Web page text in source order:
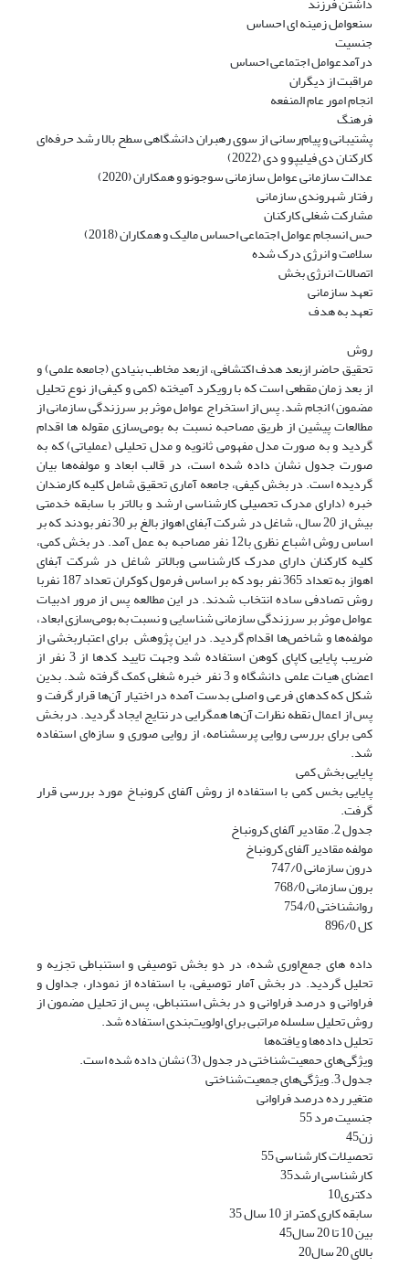
سنعوامل زمینه ای احساس
جنسیت
درآمدعوامل اجتماعی احساس
مراقبت از دیگران
انجام امور عام المنفعه
فرهنگ
پشتیبانی و پیام‌رسانی از سوی رهبران دانشگاهی سطح بالا رشد حرفه‌ای
کارکنان دی فیلیپو و دی (2022)
عدالت سازمانی عوامل سازمانی سوجونو و همکاران (2020)
رفتار شهروندی سازمانی
مشارکت شغلی کارکنان
حس انسجام عوامل اجتماعی احساس مالیک و همکاران (2018)
سلامت و انرژی درک شده
اتصالات انرژی بخش
تعهد سازمانی
تعهد به هدف
روش
تحقیق حاضر ازبعد هدف اکتشافی، ازبعد مخاطب بنیادی (جامعه علمی) و
از بعد زمان مقطعی است که با رویکرد آمیخته (کمی و کیفی از نوع تحلیل
مضمون) انجام شد. پس از استخراج عوامل موثر بر سرزندگی سازمانی از
مطالعات پیشین از طریق مصاحبه نسبت به بومی‌سازی مقوله ها اقدام
گردید و به صورت مدل مفهومی ثانویه و مدل تحلیلی (عملیاتی) که به
صورت جدول نشان داده شده است، در قالب ابعاد و مولفه‌ها بیان
گردیده است. در بخش کیفی، جامعه آماری تحقیق شامل کلیه کارمندان
خبره (دارای مدرک تحصیلی کارشناسی ارشد و بالاتر با سابقه خدمتی
بیش از 20 سال، شاغل در شرکت آبفای اهواز بالغ بر 30 نفر بودند که بر
اساس روش اشباع نظری با12 نفر مصاحبه به عمل آمد. در بخش کمی،
کلیه کارکنان دارای مدرک کارشناسی وبالاتر شاغل در شرکت آبفای
اهواز به تعداد 365 نفر بود که بر اساس فرمول کوکران تعداد 187 نفربا
روش تصادفی ساده انتخاب شدند. در این مطالعه پس از مرور ادبیات
عوامل موثر بر سرزندگی سازمانی شناسایی و نسبت به بومی‌سازی ابعاد،
مولفه‌ها و شاخص‌ها اقدام گردید. در این پژوهش برای اعتباربخشی از
ضریب پایایی کاپای کوهن استفاده شد وجهت تایید کدها از 3 نفر از
اعضای هیات علمی دانشگاه و 3 نفر خبره شغلی کمک گرفته شد. بدین
شکل که کدهای فرعی و اصلی بدست آمده در اختیار آن‌ها قرار گرفت و
پس از اعمال نقطه نظرات آن‌ها همگرایی در نتایج ایجاد گردید. در بخش
کمی برای بررسی روایی پرسشنامه، از روایی صوری و سازه‌ای استفاده
شد.
پایایی بخش کمی
پایایی بخس کمی با استفاده از روش آلفای کرونباخ مورد بررسی قرار
گرفت.
جدول 2. مقادیر آلفای کرونباخ
مولفه مقادیر آلفای کرونباخ
درون سازمانی 747/0
برون سازمانی 768/0
روانشناختی 754/0
کل 896/0
داده های جمع‌اوری شده، در دو بخش توصیفی و استنباطی تجزیه و
تحلیل گردید. در بخش آمار توصیفی، با استفاده از نمودار، جداول و
فراوانی و درصد فراوانی و در بخش استنباطی، پس از تحلیل مضمون از
روش تحلیل سلسله مراتبی برای اولویت‌بندی استفاده شد.
تحلیل داده‌ها و یافته‌ها
ویژگی‌های حمعیت‌شناختی در جدول (3) نشان داده شده است.
جدول 3. ویژگی‌های جمعیت‌شناختی
متغیر رده درصد فراوانی
جنسیت مرد 55
زن45
تحصیلات کارشناسی 55
کارشناسی ارشد35
دکتری10
سابقه کاری کمتر از 10 سال 35
بین 10 تا 20 سال45
بالای 20 سال20